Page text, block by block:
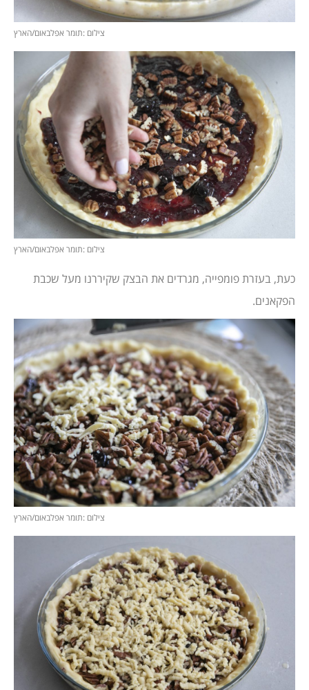
צילום :תומר אפלבאום/הארץ
צילום :תומר אפלבאום/הארץ
כעת, בעזרת פומפייה, מגרדים את הבצק שקיררנו מעל שכבת
הפקאנים.
צילום :תומר אפלבאום/הארץ